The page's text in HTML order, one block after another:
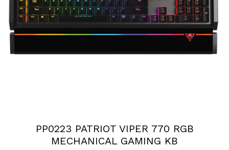
PP0223 PATRIOT VIPER 770 RGB
MECHANICAL GAMING KB